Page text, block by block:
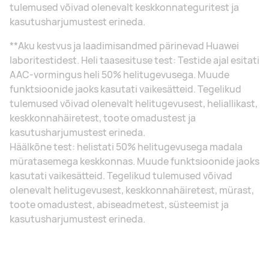
tulemused võivad olenevalt keskkonnateguritest ja
kasutusharjumustest erineda.
**Aku kestvus ja laadimisandmed pärinevad Huawei
laboritestidest. Heli taasesituse test: Testide ajal esitati
AAC-vormingus heli 50% helitugevusega. Muude
funktsioonide jaoks kasutati vaikesätteid. Tegelikud
tulemused võivad olenevalt helitugevusest, heliallikast,
keskkonnahäiretest, toote omadustest ja
kasutusharjumustest erineda.
Häälkõne test: helistati 50% helitugevusega madala
müratasemega keskkonnas. Muude funktsioonide jaoks
kasutati vaikesätteid. Tegelikud tulemused võivad
olenevalt helitugevusest, keskkonnahäiretest, mürast,
toote omadustest, abiseadmetest, süsteemist ja
kasutusharjumustest erineda.